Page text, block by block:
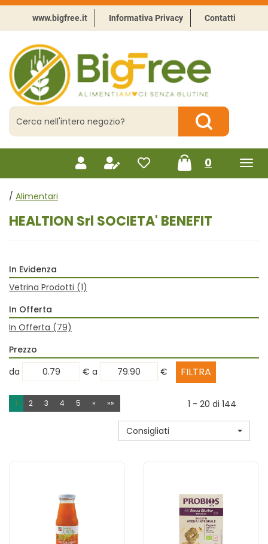
Passa
contenuto
principale
www.bigfree.it Informativa Privacy Contatti
BigFree
-
Punto
celiachia
Cerca
Prodotto
Cerca Prodotto
0prodotti
inseriti
/ Alimentari
HEALTION Srl SOCIETA' BENEFIT
In Evidenza
Vetrina Prodotti (1)
In Offerta
In Offerta (79)
Prezzo
filtra
da € filtra
a €
1 2 3 4 5 » »» 1 - 20 di 144
Consigliati